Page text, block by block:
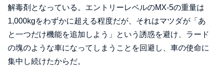
解毒剤となっている。エントリーレベルのMX-5の重量は
1,000kgをわずかに超える程度だが、それはマツダが「あ
と一つだけ機能を追加しよう」という誘惑を避け、ラード
の塊のような車になってしまうことを回避し、車の使命に
集中し続けたからだ。